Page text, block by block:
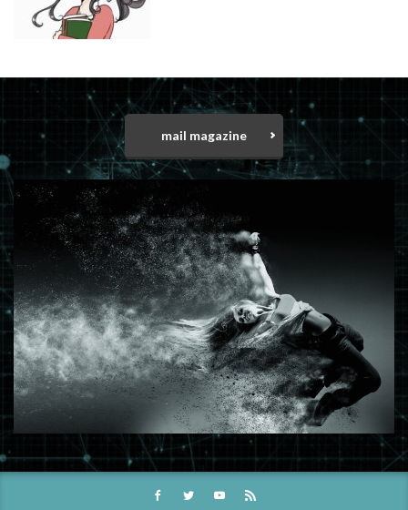
mail magazine